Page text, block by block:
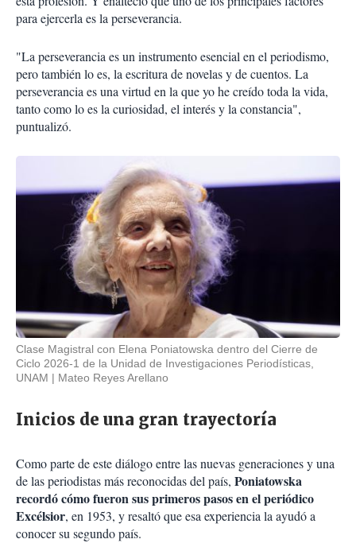
para ejercerla es la perseverancia.
"La perseverancia es un instrumento esencial en el periodismo,
pero también lo es, la escritura de novelas y de cuentos. La
perseverancia es una virtud en la que yo he creído toda la vida,
tanto como lo es la curiosidad, el interés y la constancia",
puntualizó.
Clase Magistral con Elena Poniatowska dentro del Cierre de
Ciclo 2026-1 de la Unidad de Investigaciones Periodísticas,
UNAM
Mateo Reyes Arellano
Inicios de una gran trayectoría
Como parte de este diálogo entre las nuevas generaciones y una
de las periodistas más reconocidas del país, Poniatowska
recordó cómo fueron sus primeros pasos en el periódico
Excélsior, en 1953, y resaltó que esa experiencia la ayudó a
conocer su segundo país.